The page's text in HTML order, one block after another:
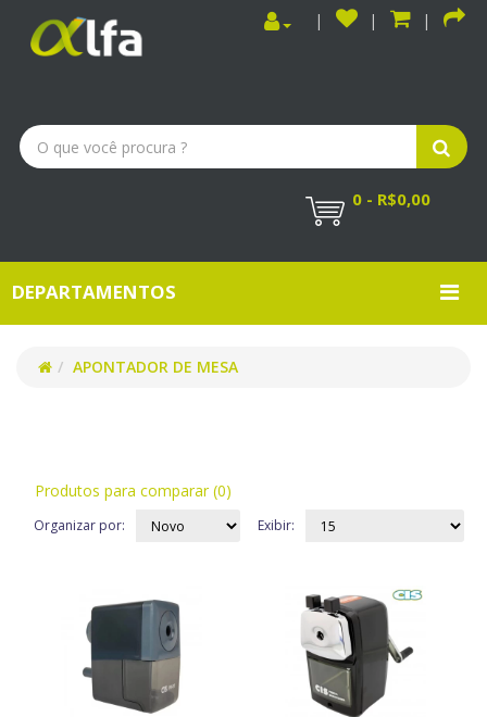
0 - R$0,00
DEPARTAMENTOS
APONTADOR DE MESA
Produtos para comparar (0)
Organizar por: Exibir: